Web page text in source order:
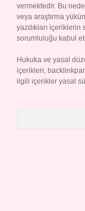
vermektedir. Bu
veya araştırma
yazdıkları
sorumluluğu kabul
Hukuka ve yasal
içerikleri,
ilgili içerikler yasal